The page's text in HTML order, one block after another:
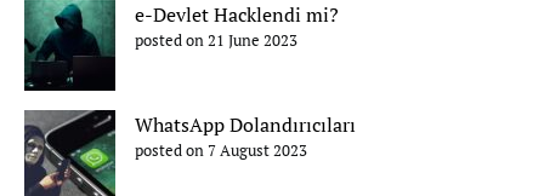
e-Devlet Hacklendi mi?
posted on 21 June 2023
WhatsApp Dolandırıcıları
posted on 7 August 2023